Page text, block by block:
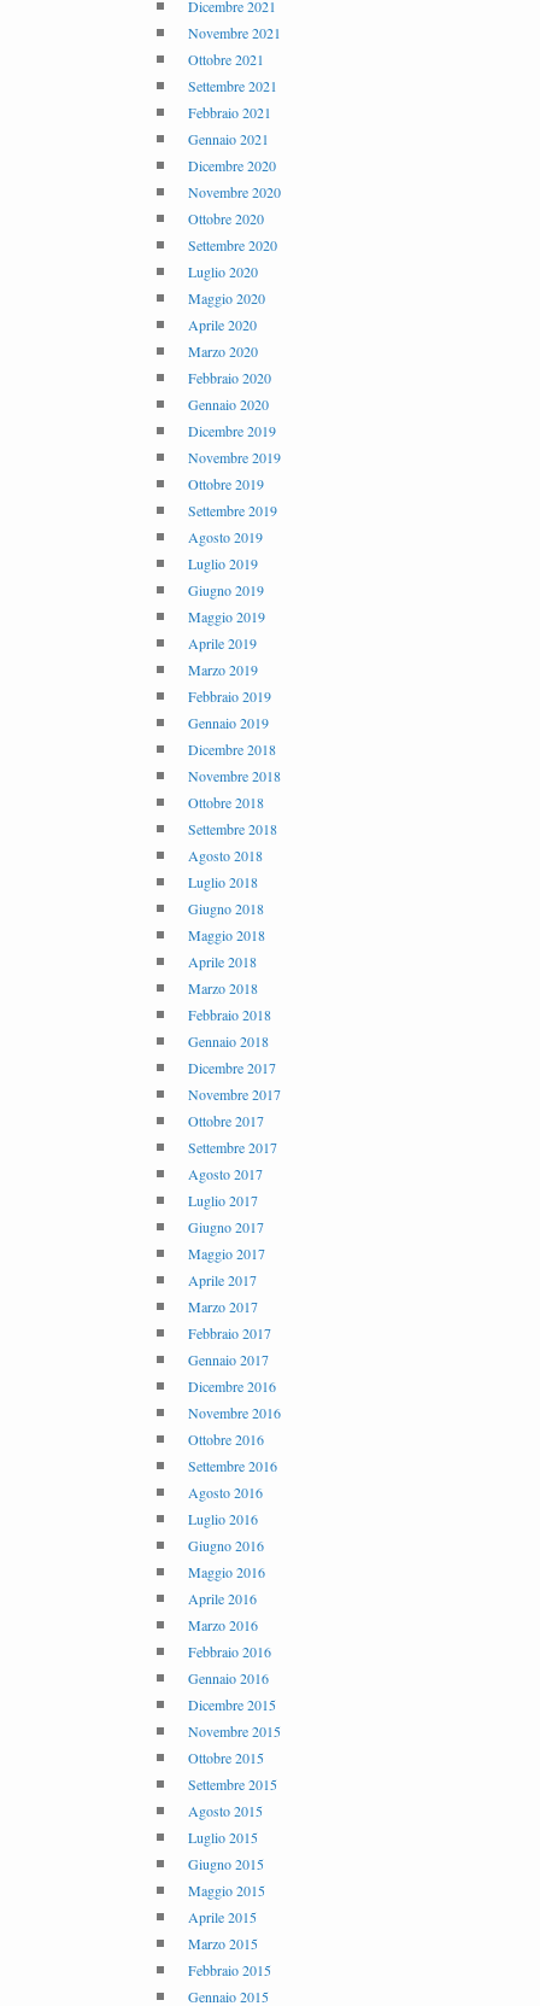
Dicembre 2021
Novembre 2021
Ottobre 2021
Settembre 2021
Febbraio 2021
Gennaio 2021
Dicembre 2020
Novembre 2020
Ottobre 2020
Settembre 2020
Luglio 2020
Maggio 2020
Aprile 2020
Marzo 2020
Febbraio 2020
Gennaio 2020
Dicembre 2019
Novembre 2019
Ottobre 2019
Settembre 2019
Agosto 2019
Luglio 2019
Giugno 2019
Maggio 2019
Aprile 2019
Marzo 2019
Febbraio 2019
Gennaio 2019
Dicembre 2018
Novembre 2018
Ottobre 2018
Settembre 2018
Agosto 2018
Luglio 2018
Giugno 2018
Maggio 2018
Aprile 2018
Marzo 2018
Febbraio 2018
Gennaio 2018
Dicembre 2017
Novembre 2017
Ottobre 2017
Settembre 2017
Agosto 2017
Luglio 2017
Giugno 2017
Maggio 2017
Aprile 2017
Marzo 2017
Febbraio 2017
Gennaio 2017
Dicembre 2016
Novembre 2016
Ottobre 2016
Settembre 2016
Agosto 2016
Luglio 2016
Giugno 2016
Maggio 2016
Aprile 2016
Marzo 2016
Febbraio 2016
Gennaio 2016
Dicembre 2015
Novembre 2015
Ottobre 2015
Settembre 2015
Agosto 2015
Luglio 2015
Giugno 2015
Maggio 2015
Aprile 2015
Marzo 2015
Febbraio 2015
Gennaio 2015